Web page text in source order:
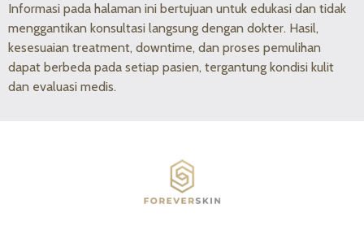
Informasi pada halaman ini bertujuan untuk edukasi dan tidak
menggantikan konsultasi langsung dengan dokter. Hasil,
kesesuaian treatment, downtime, dan proses pemulihan
dapat berbeda pada setiap pasien, tergantung kondisi kulit
dan evaluasi medis.